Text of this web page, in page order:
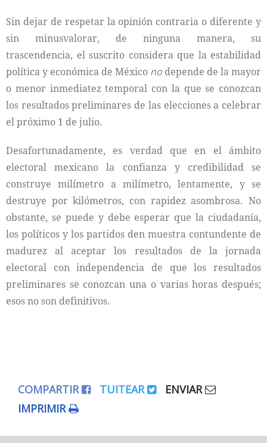
Sin dejar de respetar la opinión contraria o diferente y
sin minusvalorar, de ninguna manera, su
trascendencia, el suscrito considera que la estabilidad
política y económica de México no depende de la mayor
o menor inmediatez temporal con la que se conozcan
los resultados preliminares de las elecciones a celebrar
el próximo 1 de julio.
Desafortunadamente, es verdad que en el ámbito
electoral mexicano la confianza y credibilidad se
construye milímetro a milímetro, lentamente, y se
destruye por kilómetros, con rapidez asombrosa. No
obstante, se puede y debe esperar que la ciudadanía,
los políticos y los partidos den muestra contundente de
madurez al aceptar los resultados de la jornada
electoral con independencia de que los resultados
preliminares se conozcan una o varias horas después;
esos no son definitivos.
COMPARTIR TUITEAR
ENVIAR
IMPRIMIR